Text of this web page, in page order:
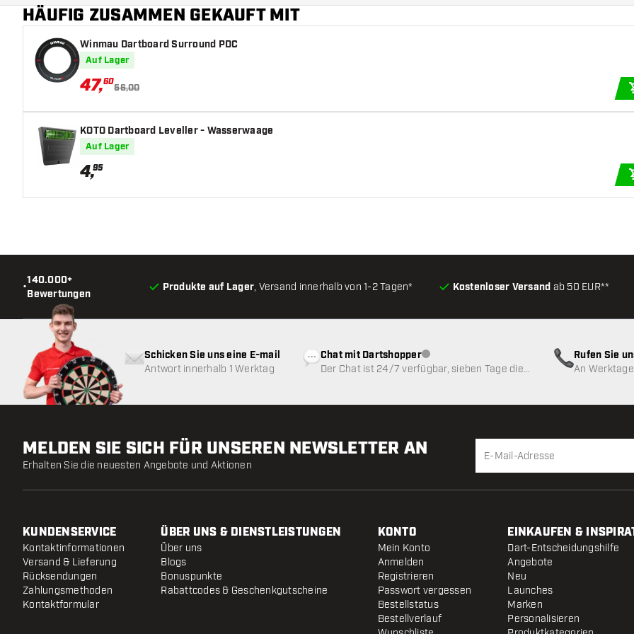
Ein CLEAR SIGHT-Zahlringsorgt für ein elegantes und modernes Design.
Dank dieser Verbesserungen behält die Quadro 240 ihre klassische
Ausstrahlung.
HÄUFIG ZUSAMMEN GEKAUFT MIT
Winmau Dartboard Surround PDC
Auf Lager
47,60
56,00
KOTO Dartboard Leveller - Wasserwaage
Auf Lager
4,95
•
140.000+
Bewertungen
Produkte auf Lager, Versand innerhalb von 1-2 Tagen* Kostenloser Versand ab 50 EUR**
Schicken Sie uns eine E-mail
Antwort innerhalb 1 Werktag
Chat mit DartshopperKundenservice nicht verfügbar
Der Chat ist 24/7 verfügbar, sieben Tage die
Rufen Sie
An
MELDEN SIE SICH FÜR UNSEREN NEWSLETTER AN
Erhalten Sie die neuesten Angebote und Aktionen
KUNDENSERVICE
Kontaktinformationen
Versand & Lieferung
Rücksendungen
Zahlungsmethoden
Kontaktformular
ÜBER UNS & DIENSTLEISTUNGEN
Über uns
Blogs
Bonuspunkte
Rabattcodes & Geschenkgutscheine
KONTO
Mein Konto
Anmelden
Registrieren
Passwort vergessen
Bestellstatus
Bestellverlauf
EINKAUFEN &
Dart-Entscheidungshilfe
Angebote
Neu
Launches
Marken
Personalisieren